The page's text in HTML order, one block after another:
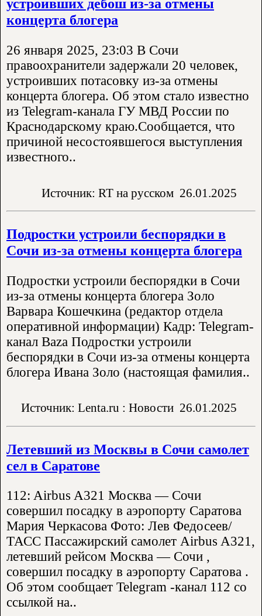
устроивших дебош из-за отмены
концерта блогера
26 января 2025, 23:03 В Сочи
правоохранители задержали 20 человек,
устроивших потасовку из-за отмены
концерта блогера. Об этом стало известно
из Telegram-канала ГУ МВД России по
Краснодарскому краю.Сообщается, что
причиной несостоявшегося выступления
известного..
Источник: RT на русском 26.01.2025
Подростки устроили беспорядки в
Сочи из-за отмены концерта блогера
Подростки устроили беспорядки в Сочи
из-за отмены концерта блогера Золо
Варвара Кошечкина (редактор отдела
оперативной информации) Кадр: Telegram-
канал Baza Подростки устроили
беспорядки в Сочи из-за отмены концерта
блогера Ивана Золо (настоящая фамилия..
Источник: Lenta.ru : Новости 26.01.2025
Летевший из Москвы в Сочи самолет
сел в Саратове
112: Airbus A321 Москва — Сочи
совершил посадку в аэропорту Саратова
Мария Черкасова Фото: Лев Федосеев/
ТАСС Пассажирский самолет Airbus A321,
летевший рейсом Москва — Сочи ,
совершил посадку в аэропорту Саратова .
Об этом сообщает Telegram -канал 112 со
ссылкой на..